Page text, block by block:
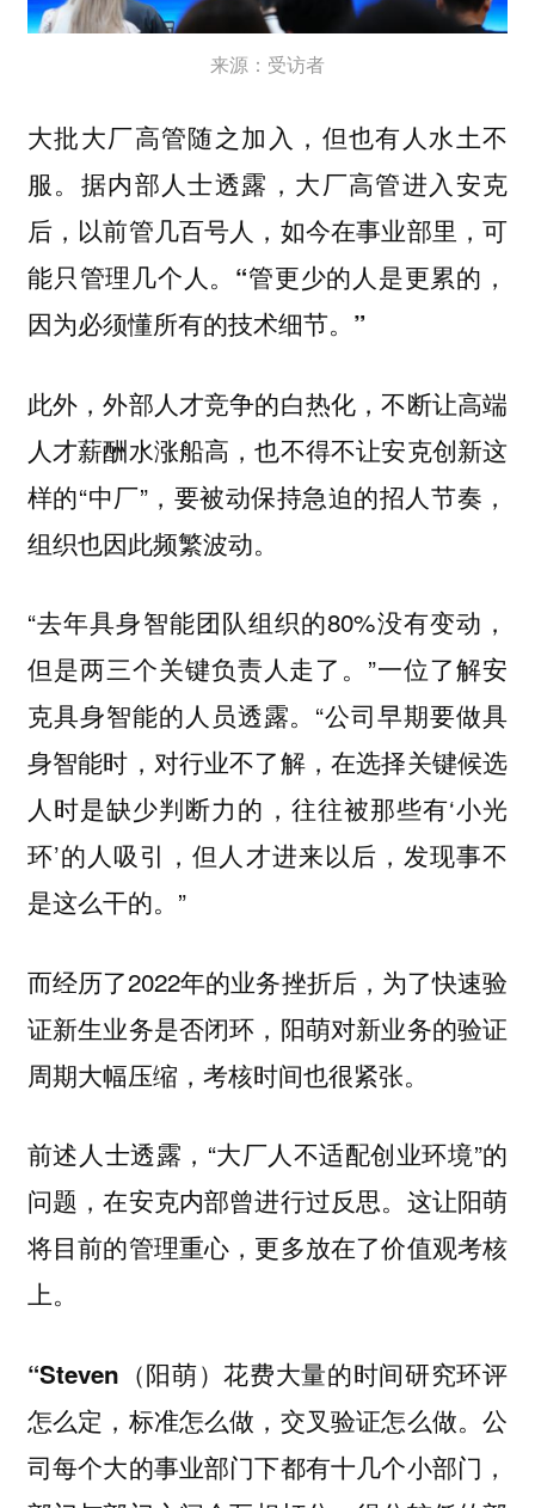
来源：受访者
大批大厂高管随之加入，但也有人水土不
服。 据内部人士透露，大厂高管进入安克
后，以前管几百号人，如今在事业部里，可
能只管理几个人。“管更少的人是更累的，
因为必须懂所有的技术细节。”
此外，外部人才竞争的白热化，不断让高端
人才薪酬水涨船高，也不得不让安克创新这
样的“中厂”，要被动保持急迫的招人节奏，
组织也因此频繁波动。
“去年具身智能团队组织的80%没有变动，
但是两三个关键负责人走了。”一位了解安
克具身智能的人员透露。“公司早期要做具
身智能时，对行业不了解，在选择关键候选
人时是缺少判断力的，往往被那些有‘小光
环’的人吸引，但人才进来以后，发现事不
是这么干的。”
而经历了2022年的业务挫折后，为了快速验
证新生业务是否闭环，阳萌对新业务的验证
周期大幅压缩，考核时间也很紧张。
前述人士透露，“大厂人不适配创业环境”的
问题，在安克内部曾进行过反思。这让阳萌
将目前的管理重心，更多放在了价值观考核
上。
“Steven（阳萌）花费大量的时间研究环评
怎么定，标准怎么做，交叉验证怎么做。公
司每个大的事业部门下都有十几个小部门，